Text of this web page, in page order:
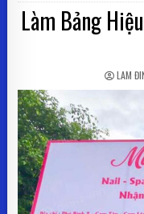
Làm Bảng
LAM